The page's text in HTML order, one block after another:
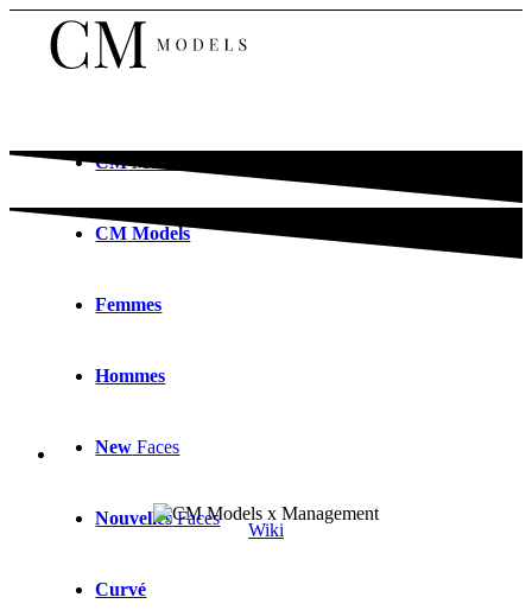
CMModels
CM Models
Femmes
Hommes
New Faces
NouvellesFaces
Curvé
Wiki